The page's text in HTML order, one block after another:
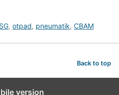
, otpad, pneumatik, CBAM
Back to top
version